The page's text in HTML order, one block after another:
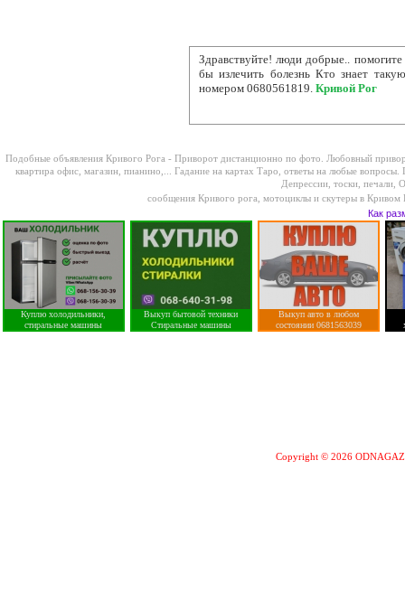
Здравствуйте! люди добрые.. помогите
бы излечить болезнь Кто знает
номером 0680561819. Кривой Рог
Подобные объявления Кривого Рога -Приворот дистанционно по фото. Любовный
квартира офис, магазин, пианино,... Гадание на картах Таро, ответы на любые вопросы.
Депрессии, тоски, печали,
сообщения Кривого рога ,мотоциклы и скутеры в Кривом
Как
Куплю холодильники,
стиральные машины
Выкуп бытовой техники
Стиральные машины
Выкуп авто в любом
состоянии 0681563039
Copyright © 2026